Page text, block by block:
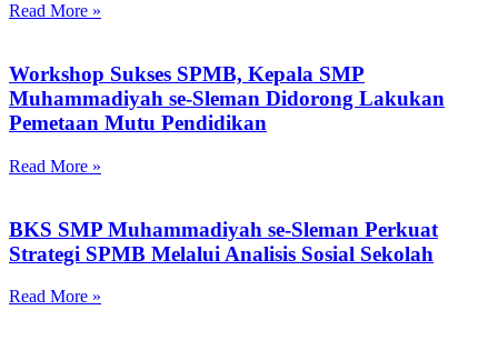
Read More »
Workshop Sukses SPMB, Kepala SMP
Muhammadiyah se-Sleman Didorong Lakukan
Pemetaan Mutu Pendidikan
Read More »
BKS SMP Muhammadiyah se-Sleman Perkuat
Strategi SPMB Melalui Analisis Sosial Sekolah
Read More »